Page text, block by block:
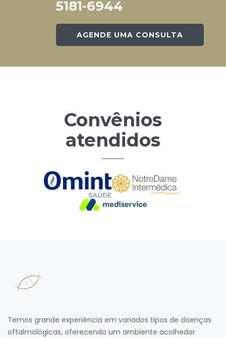
5181-6944
AGENDE UMA CONSULTA
Convênios
atendidos
Temos grande experiência em variados tipos de doenças
oftalmológicas, oferecendo um ambiente acolhedor